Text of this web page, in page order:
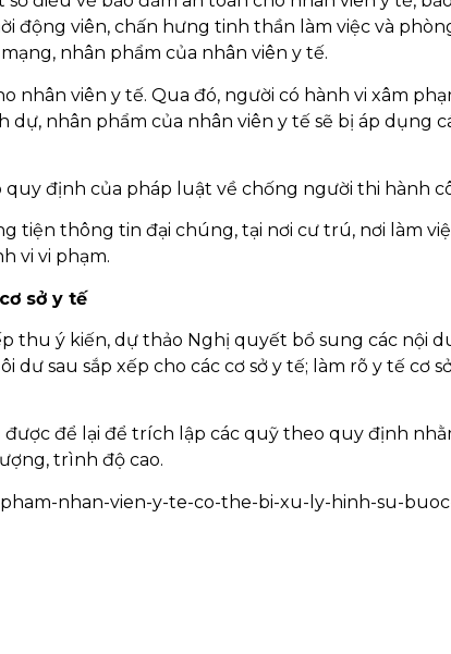
động viên, chấn hưng tinh thần làm việc và
nhân phẩm của nhân viên y tế.
nhân viên y tế. Qua đó, người có hành vi xâm
nhân phẩm của nhân viên y tế sẽ bị áp dụng
định của pháp luật về chống người thi hành
tiện thông tin đại chúng, tại nơi cư trú, nơi làm
vi vi phạm.
sở y tế
thu ý kiến, dự thảo Nghị quyết bổ sung các nội
sau sắp xếp cho các cơ sở y tế; làm rõ y tế cơ
để lại để trích lập các quỹ theo quy định
trình độ cao.
nhan-vien-y-te-co-the-bi-xu-ly-hinh-su-